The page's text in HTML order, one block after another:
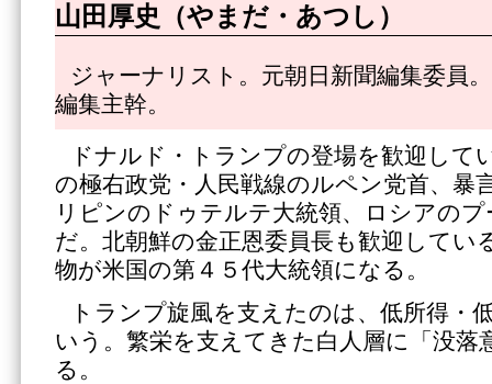
山田厚史（やまだ・あつし）
ジャーナリスト。元朝日新聞編集委員
編集主幹。
ドナルド・トランプの登場を歓迎して
の極右政党・人民戦線のルペン党首、暴
リピンのドゥテルテ大統領、ロシアの
だ。北朝鮮の金正恩委員長も歓迎してい
物が米国の第４５代大統領になる。
トランプ旋風を支えたのは、低所得・
いう。繁栄を支えてきた白人層に「没落
る。